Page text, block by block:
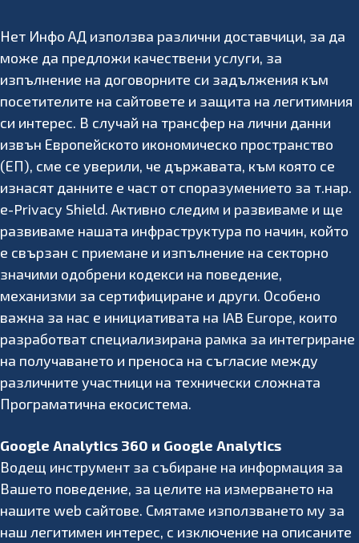
Нет Инфо АД използва различни доставчици, за да
може да предложи качествени услуги, за
изпълнение на договорните си задължения към
посетителите на сайтовете и защита на легитимния
си интерес. В случай на трансфер на лични данни
извън Европейското икономическо пространство
(ЕП), сме се уверили, че държавата, към която се
изнасят данните е част от споразумението за т.нар.
e-Privacy Shield. Активно следим и развиваме и ще
развиваме нашата инфраструктура по начин, който
е свързан с приемане и изпълнение на секторно
значими одобрени кодекси на поведение,
механизми за сертифициране и други. Особено
важна за нас е инициативата на IAB Europe, които
разработват специализирана рамка за интегриране
на получаването и преноса на съгласие между
различните участници на технически сложната
Програматична екосистема.
Google Analytics 360 и Google Analytics
Водещ инструмент за събиране на информация за
Вашето поведение, за целите на измерването на
нашите web сайтове. Смятаме използването му за
наш легитимен интерес, с изключение на описаните